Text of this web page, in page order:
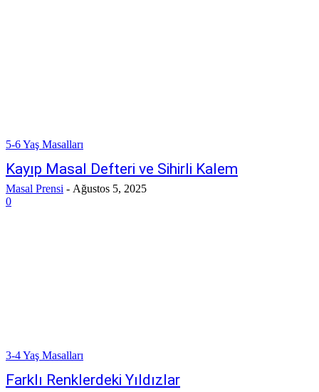
5-6 Yaş Masalları
Kayıp Masal Defteri ve Sihirli Kalem
Masal Prensi - Ağustos 5, 2025
0
3-4 Yaş Masalları
Farklı Renklerdeki Yıldızlar